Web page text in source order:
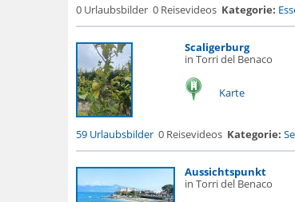
0 Urlaubsbilder 0 Reisevideos Kategorie:
Scaligerburg
in Torri del Benaco
Karte
59 Urlaubsbilder 0 Reisevideos Kategorie:
Aussichtspunkt
in Torri del Benaco